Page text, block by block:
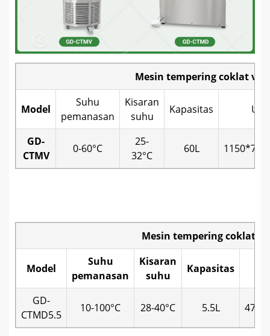
Mesin tempering coklat
Model
Suhu
pemanasan
Kisaran
suhu
Kapasitas
GD-
CTMV
0-60°C
25-
32°C
60L
Mesin tempering coklat
Model
Suhu
pemanasan
Kisaran
suhu
Kapasitas
GD-
CTMD5.5
10-100°C 28-40°C 5.5L